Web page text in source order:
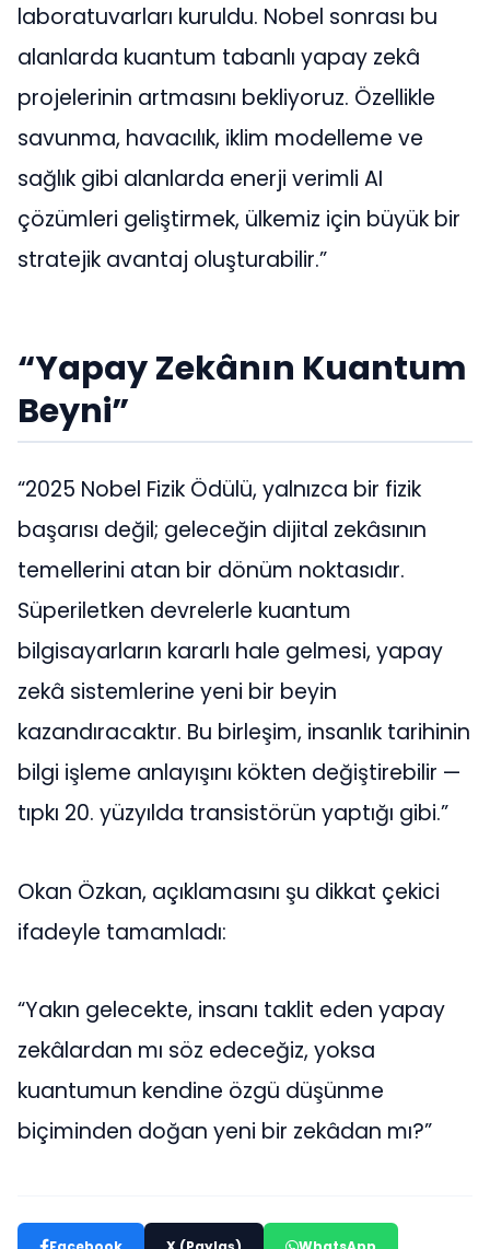
laboratuvarları kuruldu. Nobel sonrası bu
alanlarda kuantum tabanlı yapay zekâ
projelerinin artmasını bekliyoruz. Özellikle
savunma, havacılık, iklim modelleme ve
sağlık gibi alanlarda enerji verimli AI
çözümleri geliştirmek, ülkemiz için büyük bir
stratejik avantaj oluşturabilir.”
“Yapay Zekânın Kuantum
Beyni”
“2025 Nobel Fizik Ödülü, yalnızca bir fizik
başarısı değil; geleceğin dijital zekâsının
temellerini atan bir dönüm noktasıdır.
Süperiletken devrelerle kuantum
bilgisayarların kararlı hale gelmesi, yapay
zekâ sistemlerine yeni bir beyin
kazandıracaktır. Bu birleşim, insanlık tarihinin
bilgi işleme anlayışını kökten değiştirebilir —
tıpkı 20. yüzyılda transistörün yaptığı gibi.”
Okan Özkan, açıklamasını şu dikkat çekici
ifadeyle tamamladı:
“Yakın gelecekte, insanı taklit eden yapay
zekâlardan mı söz edeceğiz, yoksa
kuantumun kendine özgü düşünme
biçiminden doğan yeni bir zekâdan mı?”